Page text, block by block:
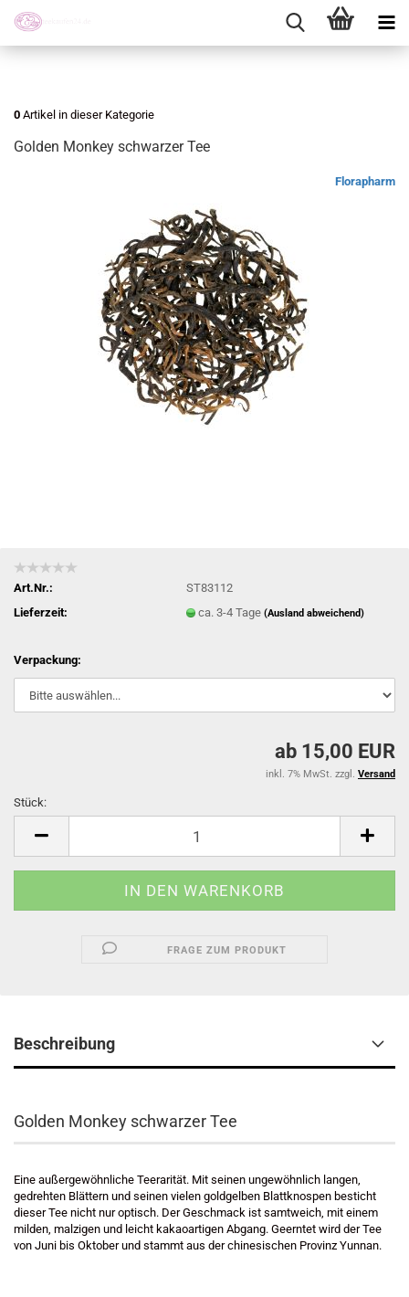
0 Artikel in dieser Kategorie
Golden Monkey schwarzer Tee
Florapharm
Art.Nr.:
ST83112
Lieferzeit:
ca. 3-4 Tage(Ausland abweichend)
Verpackung:
ab 15,00 EUR
inkl. 7% MwSt. zzgl. Versand
Stück:
FRAGE ZUM PRODUKT
Beschreibung
Golden Monkey schwarzer Tee
Eine außergewöhnliche Teerarität. Mit seinen ungewöhnlich langen,
gedrehten Blättern und seinen vielen goldgelben Blattknospen besticht
dieser Tee nicht nur optisch. Der Geschmack ist samtweich, mit einem
milden, malzigen und leicht kakaoartigen Abgang. Geerntet wird der Tee
von Juni bis Oktober und stammt aus der chinesischen Provinz Yunnan.